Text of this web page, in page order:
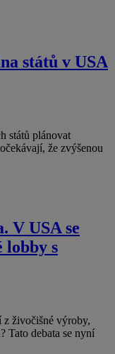
států v USA
států plánovat
že zvýšenou
V USA se
lobby s
z živočišné výroby,
Tato debata se nyní